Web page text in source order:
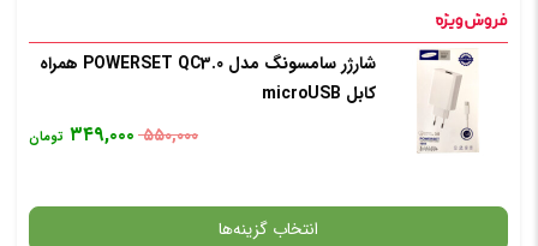
✧ چت با پشتیبان واتس آپ
گارانتی
انتخاب رنگ
شارژر سامسونگ مدل POWERSET QC3.0 همراه
کابل microUSB
۵۵۰,۰۰۰ ۳۴۹,۰۰۰ تومان
انتخاب گزینه‌ها